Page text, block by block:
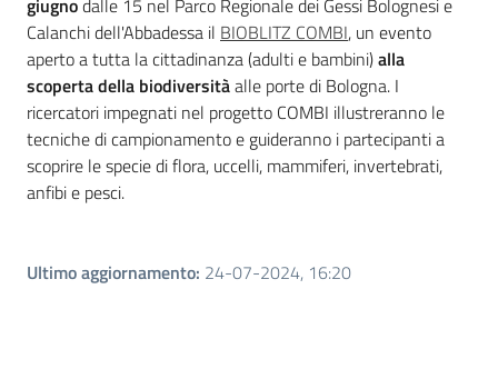
Calanchi dell'Abbadessa il BIOBLITZ COMBI, un evento
aperto a tutta la cittadinanza (adulti e bambini)alla
scoperta della biodiversitàalle porte di Bologna. I
ricercatori impegnati nel progetto COMBI illustreranno le
tecniche di campionamento e guideranno i partecipanti a
scoprire le specie di flora, uccelli, mammiferi, invertebrati,
anfibi e pesci.
Ultimo aggiornamento: 24-07-2024, 16:20